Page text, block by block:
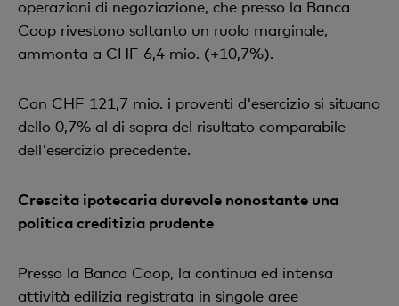
operazioni di negoziazione, che presso la Banca
Coop rivestono soltanto un ruolo marginale,
ammonta a CHF 6,4 mio. (+10,7%).
Con CHF 121,7 mio. i proventi d'esercizio si situano
dello 0,7% al di sopra del risultato comparabile
dell'esercizio precedente.
Crescita ipotecaria durevole nonostante una
politica creditizia prudente
Presso la Banca Coop, la continua ed intensa
attività edilizia registrata in singole aree